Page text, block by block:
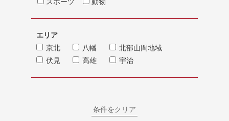
エリア
京北
八幡
北部山間地域
伏見
高雄 宇治
条件をクリア